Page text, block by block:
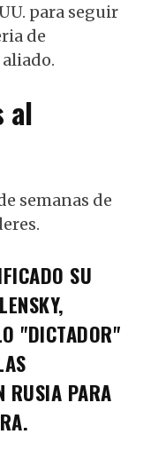
para seguir
de
al
semanas de
SU
"DICTADOR"
RUSIA PARA